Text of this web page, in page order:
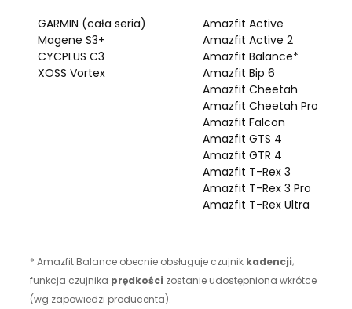
GARMIN (cała seria)
Magene S3+
CYCPLUS C3
XOSS Vortex
Amazfit Active
Amazfit Active 2
Amazfit Balance*
Amazfit Bip 6
Amazfit Cheetah
Amazfit Cheetah Pro
Amazfit Falcon
Amazfit GTS 4
Amazfit GTR 4
Amazfit T-Rex 3
Amazfit T-Rex 3 Pro
Amazfit T-Rex Ultra
* Amazfit Balance obecnie obsługuje czujnik kadencji;
funkcja czujnika prędkości zostanie udostępniona wkrótce
(wg zapowiedzi producenta).